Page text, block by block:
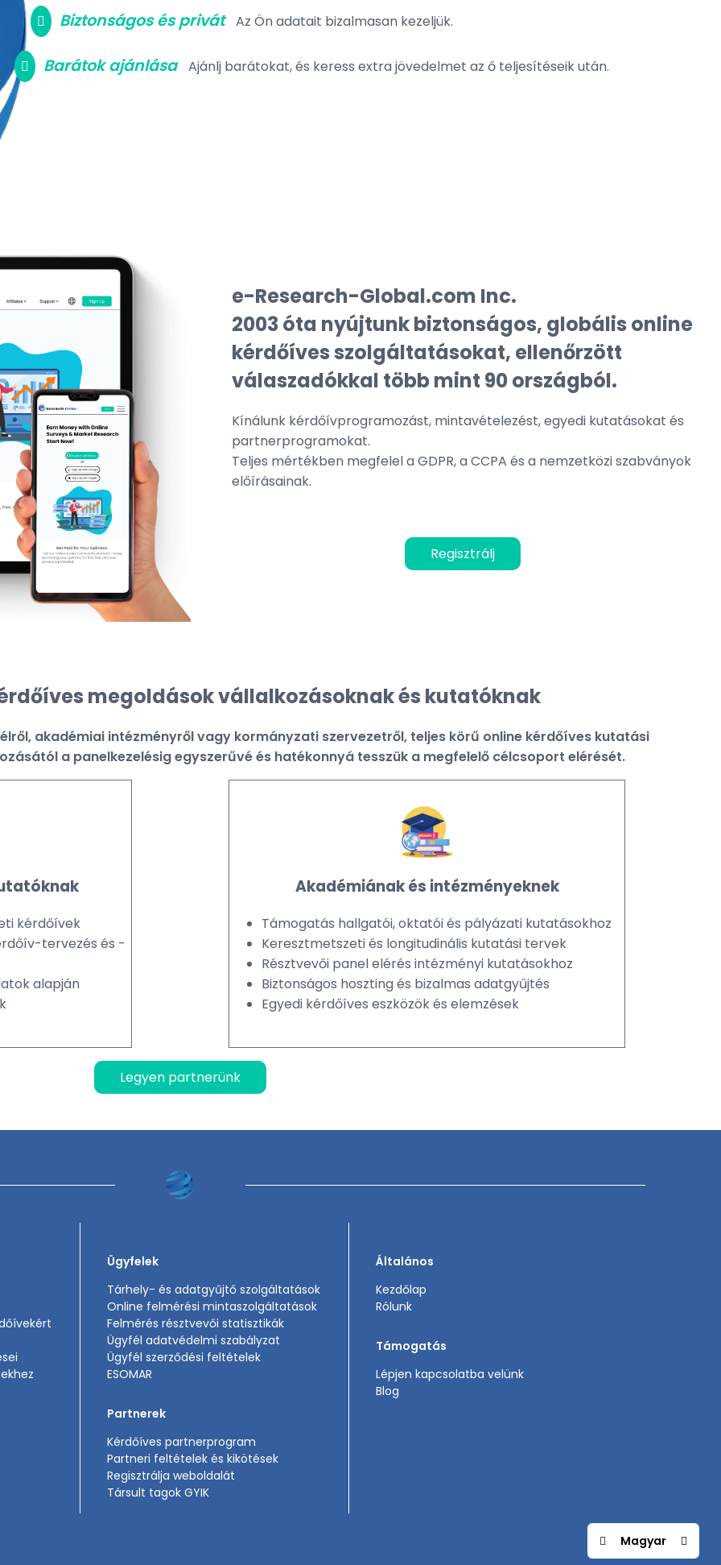
Biztonságos és privát Az Ön adatait bizalmasan kezeljük.
Barátok ajánlása Ajánlj barátokat, és keress extra jövedelmet az ő teljesítéseik után.
e-Research-Global.com Inc.
2003 óta nyújtunk biztonságos, globális online
kérdőíves szolgáltatásokat, ellenőrzött
válaszadókkal több mint 90 országból.
Kínálunk kérdőívprogramozást, mintavételezést, egyedi kutatásokat és
partnerprogramokat.
Teljes mértékben megfelel a GDPR, a CCPA és a nemzetközi szabványok
előírásainak.
Regisztrálj
megoldások vállalkozásoknak és kutatóknak
akadémiai intézményről vagy kormányzati szervezetről, teljes körű online kérdőíves kutatási
a panelkezelésig egyszerűvé és hatékonnyá tesszük a megfelelő célcsoport elérését.
kérdőívek
tervezés és -
alapján
Akadémiának és intézményeknek
Támogatás hallgatói, oktatói és pályázati kutatásokhoz
Keresztmetszeti és longitudinális kutatási tervek
Résztvevői panel elérés intézményi kutatásokhoz
Biztonságos hoszting és bizalmas adatgyűjtés
Egyedi kérdőíves eszközök és elemzések
Legyen partnerünk
Ügyfelek
Tárhely- és adatgyűjtő szolgáltatások
Online felmérési mintaszolgáltatások
Felmérés résztvevői statisztikák
Ügyfél adatvédelmi szabályzat
Ügyfél szerződési feltételek
ESOMAR
Partnerek
Kérdőíves partnerprogram
Partneri feltételek és kikötések
Regisztrálja weboldalát
Társult tagok GYIK
Általános
Kezdőlap
Rólunk
Támogatás
Lépjen kapcsolatba velünk
Blog
Magyar